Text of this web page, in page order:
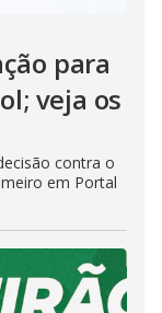
para
veja os
contra o
em Portal